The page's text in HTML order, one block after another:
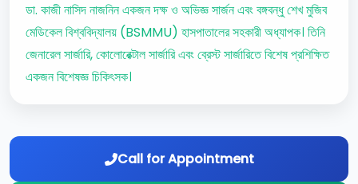
ডা. কাজী নাসিদ নাজনিন একজন দক্ষ ও অভিজ্ঞ সার্জন এবং বঙ্গবন্ধু শেখ মুজিব
মেডিকেল বিশ্ববিদ্যালয় (BSMMU) হাসপাতালের সহকারী অধ্যাপক। তিনি
জেনারেল সার্জারি, কোলোরেক্টাল সার্জারি এবং ব্রেস্ট সার্জারিতে বিশেষ প্রশিক্ষিত
একজন বিশেষজ্ঞ চিকিৎসক।
Call for Appointment